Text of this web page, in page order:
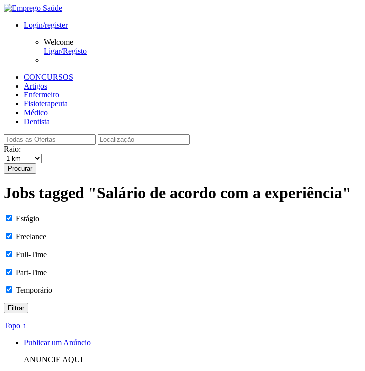
Login/register
Welcome
Ligar/Registo
CONCURSOS
Artigos
Enfermeiro
Fisioterapeuta
Médico
Dentista
Raio:
Procurar
Jobs tagged "Salário de acordo com a experiência"
Estágio
Freelance
Full-Time
Part-Time
Temporário
Topo ↑
Publicar um Anúncio
ANUNCIE AQUI